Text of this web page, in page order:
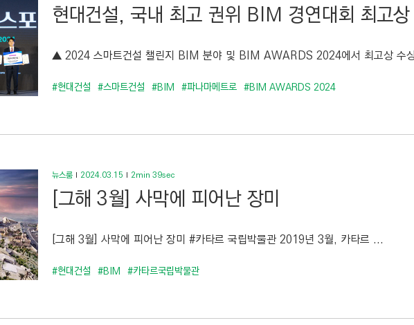
현대건설, 국내 최고 권위 BIM 경연대회 최고
▲ 2024 스마트건설 챌린지 BIM 분야 및 BIM AWARDS 2024에서 최고상
#현대건설 #스마트건설 #BIM #파나마메트로 #BIM AWARDS 2024
뉴스룸 2024.03.15 2min 39sec
[그해 3월] 사막에 피어난 장미
[그해 3월] 사막에 피어난 장미 #카타르 국립박물관 2019년 3월, 카타르 ...
#현대건설 #BIM #카타르국립박물관